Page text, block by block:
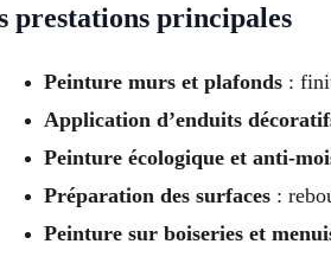
prestations principales
Peinture murs et plafonds :
Application d’enduits
Peinture écologique et anti-
Préparation des surfaces :
Peinture sur boiseries et